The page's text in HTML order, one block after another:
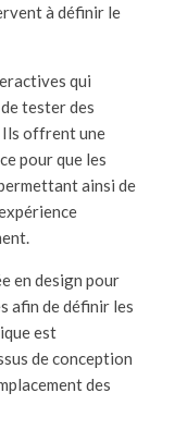
à définir le
qui
tester des
offrent une
pour que les
ainsi de
en design pour
afin de définir les
est
de conception
des